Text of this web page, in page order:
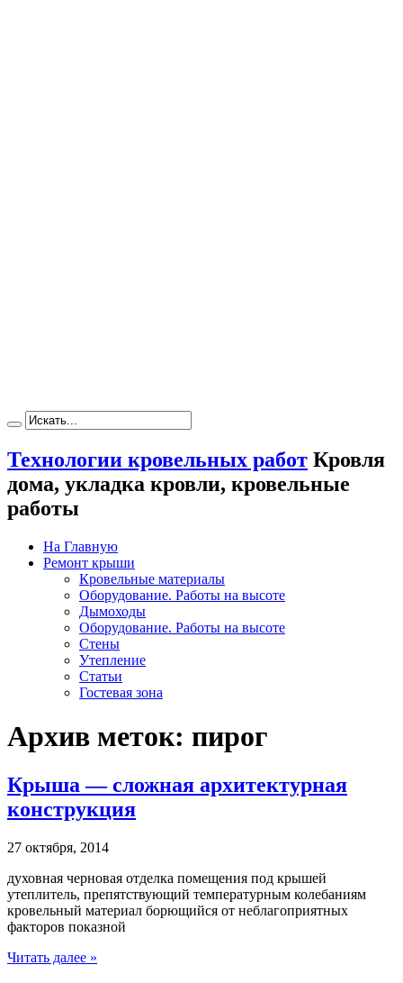
Технологии кровельных работ Кровля
дома, укладка кровли, кровельные
работы
На Главную
Ремонт крыши
Кровельные материалы
Оборудование. Работы на высоте
Дымоходы
Оборудование. Работы на высоте
Стены
Утепление
Статьи
Гостевая зона
Архив меток: пирог
Крыша — сложная архитектурная
конструкция
27 октября, 2014
духовная черновая отделка помещения под крышей
утеплитель, препятствующий температурным колебаниям
кровельный материал борющийся от неблагоприятных
факторов показной
Читать далее »